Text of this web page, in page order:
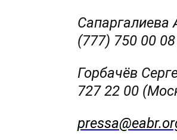
Сапаргалиева
(777) 750 00
Горбачёв
727 22 00